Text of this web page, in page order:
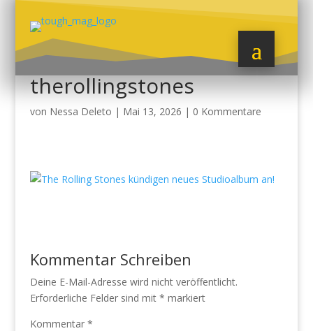
therollingstones
von Nessa Deleto | Mai 13, 2026 | 0 Kommentare
Kommentar Schreiben
Deine E-Mail-Adresse wird nicht veröffentlicht.
Erforderliche Felder sind mit * markiert
Kommentar *